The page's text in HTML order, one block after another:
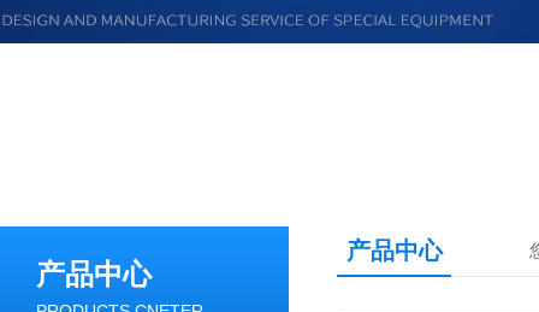
产品中心
产品中心